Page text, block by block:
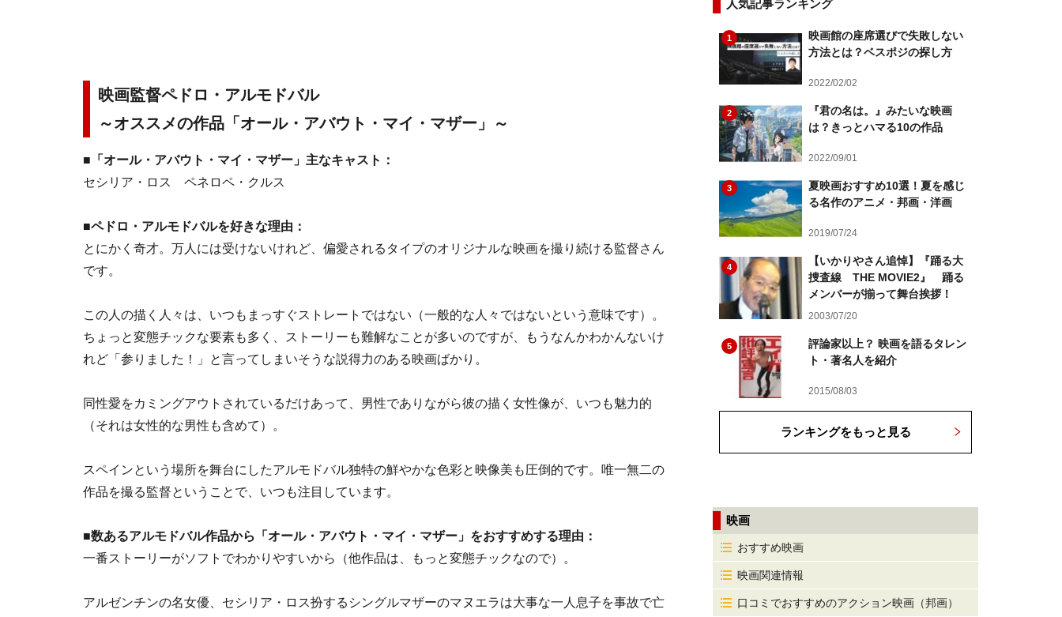
映画監督ペドロ・アルモドバル
～オススメの作品「オール・アバウト・マイ・マザー」～
■「オール・アバウト・マイ・マザー」主なキャスト：
セシリア・ロス ペネロペ・クルス
■ペドロ・アルモドバルを好きな理由：
とにかく奇才。万人には受けないけれど、偏愛されるタイプのオリジナルな映画を撮り続ける監督さん
です。
この人の描く人々は、いつもまっすぐストレートではない（一般的な人々ではないという意味です）。
ちょっと変態チックな要素も多く、ストーリーも難解なことが多いのですが、もうなんかわかんないけ
れど「参りました！」と言ってしまいそうな説得力のある映画ばかり。
同性愛をカミングアウトされているだけあって、男性でありながら彼の描く女性像が、いつも魅力的
（それは女性的な男性も含めて）。
スペインという場所を舞台にしたアルモドバル独特の鮮やかな色彩と映像美も圧倒的です。唯一無二の
作品を撮る監督ということで、いつも注目しています。
■数あるアルモドバル作品から「オール・アバウト・マイ・マザー」をおすすめする理由：
一番ストーリーがソフトでわかりやすいから（他作品は、もっと変態チックなので）。
アルゼンチンの名女優、セシリア・ロス扮するシングルマザーのマヌエラは大事な一人息子を事故で亡
人気記事ランキング
1
映画館の座席選びで失敗しない
方法とは？ベスポジの探し方
2022/02/02
2
『君の名は。』みたいな映画
は？きっとハマる10の作品
2022/09/01
3
夏映画おすすめ10選！夏を感じ
る名作のアニメ・邦画・洋画
2019/07/24
4
【いかりやさん追悼】『踊る大
捜査線 THE MOVIE2』 踊る
メンバーが揃って舞台挨拶！
2003/07/20
5
評論家以上？ 映画を語るタレン
ト・著名人を紹介
2015/08/03
ランキングをもっと見る
映画
おすすめ映画
映画関連情報
口コミでおすすめのアクション映画（邦画）